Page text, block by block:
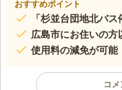
おすすめポイント
「杉並台団地北バ
広島市にお住いの方
使用料の減免が可能
コ